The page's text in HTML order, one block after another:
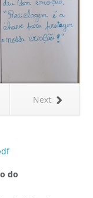
Next
do